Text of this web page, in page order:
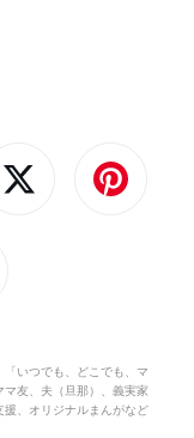
いつでも、どこでも、マ
友、夫（旦那）、義実家
援、オリジナルまんがなど